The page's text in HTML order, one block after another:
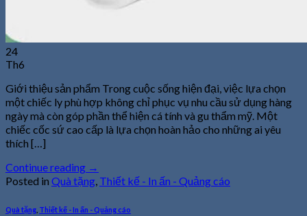
24
Th6
Giới thiệu sản phẩm Trong cuộc sống hiện đại, việc lựa chọn
một chiếc ly phù hợp không chỉ phục vụ nhu cầu sử dụng hàng
ngày mà còn góp phần thể hiện cá tính và gu thẩm mỹ. Một
chiếc cốc sứ cao cấp là lựa chọn hoàn hảo cho những ai yêu
thích […]
Continue reading →
Posted in Quà tặng, Thiết kế - In ấn - Quảng cáo
Quà tặng Thiết kế - In ấn - Quảng cáo